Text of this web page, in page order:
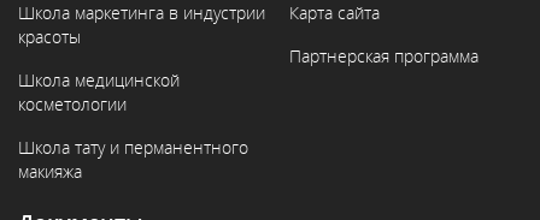
Школа маркетинга в индустрии
красоты
Школа медицинской
косметологии
Школа тату и перманентного
макияжа
Карта сайта
Партнерская программа